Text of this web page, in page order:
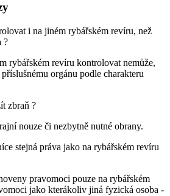
i na jiném rybářském revíru, než
?
rybářském revíru kontrolovat nemůže,
orgánu podle charakteru
zbraň ?
nouze či nezbytně nutné obrany.
stejná práva jako na rybářském revíru
pravomoci pouze na rybářském
jako kterákoliv jiná fyzická osoba -